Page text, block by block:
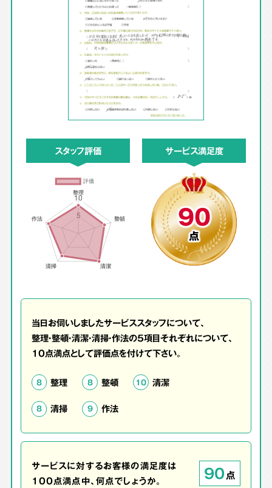
スタッフ評価 サービス満足度
90
点
当日お伺いしましたサービススタッフについて、
整理・整頓・清潔・清掃・作法の5項目それぞれについて、
10点満点として評価点を付けて下さい。
8 整理 8 整頓 10 清潔
8 清掃 9 作法
サービスに対するお客様の満足度は
100点満点中、何点でしょうか。
90点